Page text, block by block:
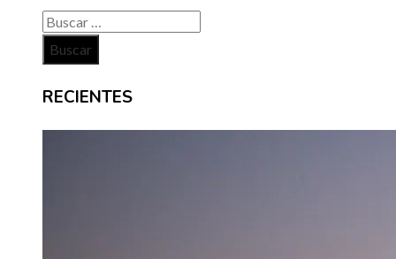
Buscar:
RECIENTES